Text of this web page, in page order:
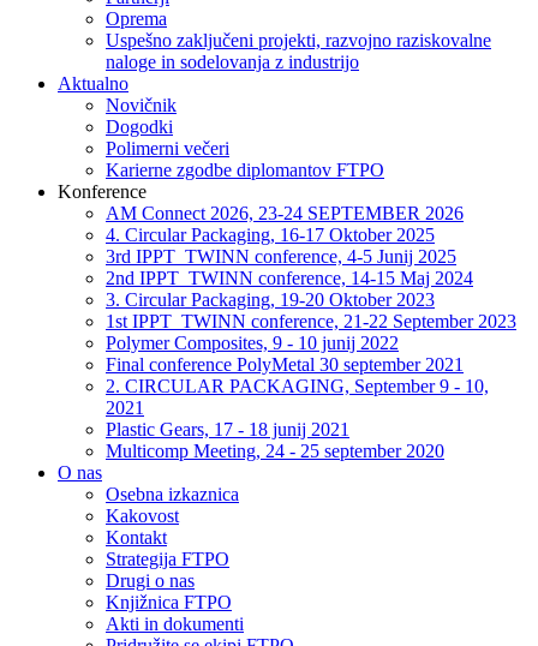
Oprema
Uspešno zaključeni projekti, razvojno raziskovalne
naloge in sodelovanja z industrijo
Aktualno
Novičnik
Dogodki
Polimerni večeri
Karierne zgodbe diplomantov FTPO
Konference
AM Connect 2026, 23-24 SEPTEMBER 2026
4. Circular Packaging, 16-17 Oktober 2025
3rd IPPT_TWINN conference, 4-5 Junij 2025
2nd IPPT_TWINN conference, 14-15 Maj 2024
3. Circular Packaging, 19-20 Oktober 2023
1st IPPT_TWINN conference, 21-22 September 2023
Polymer Composites, 9 - 10 junij 2022
Final conference PolyMetal 30 september 2021
2. CIRCULAR PACKAGING, September 9 - 10,
2021
Plastic Gears, 17 - 18 junij 2021
Multicomp Meeting, 24 - 25 september 2020
O nas
Osebna izkaznica
Kakovost
Kontakt
Strategija FTPO
Drugi o nas
Knjižnica FTPO
Akti in dokumenti